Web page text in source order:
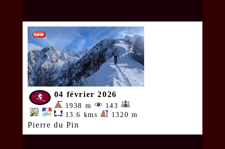
04 février 2026
1938 m
143
13.6 kms
1320 m
Pierre du Pin